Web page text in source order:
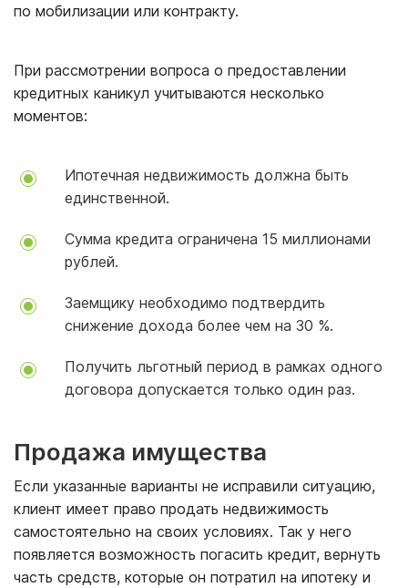
по мобилизации или контракту.
При рассмотрении вопроса о предоставлении
кредитных каникул учитываются несколько
моментов:
Ипотечная недвижимость должна быть
единственной.
Сумма кредита ограничена 15 миллионами
рублей.
Заемщику необходимо подтвердить
снижение дохода более чем на 30 %.
Получить льготный период в рамках одного
договора допускается только один раз.
Продажа имущества
Если указанные варианты не исправили ситуацию,
клиент имеет право продать недвижимость
самостоятельно на своих условиях. Так у него
появляется возможность погасить кредит, вернуть
часть средств, которые он потратил на ипотеку и